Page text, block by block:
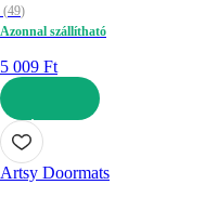
(49)
Azonnal szállítható
5 009 Ft
KOSÁRBA
Artsy Doormats